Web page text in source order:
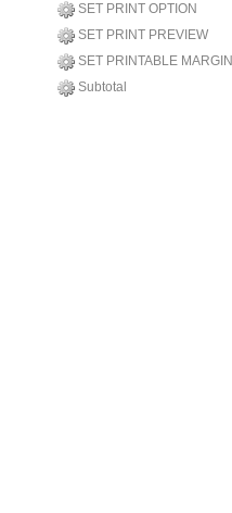
SET PRINT OPTION
SET PRINT PREVIEW
SET PRINTABLE MARGIN
Subtotal